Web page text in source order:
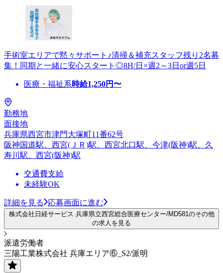
手術室エリアで黙々サポート♪清掃＆補充スタッフ残り2名募
集！同期と一緒に安心スタート◎8H/日×週2～3日or週5日
医療・福祉系時給1,250円〜
勤務地
面接地
兵庫県西宮市津門大塚町11番62号
阪神国道駅、西宮(ＪＲ)駅、西宮北口駅、今津(阪神)駅、久
寿川駅、西宮(阪神)駅
交通費支給
未経験OK
詳細を見る 応募画面に進む
株式会社日経サービス 兵庫県立西宮総合医療センター/MD581のその他
の求人を見る
派遣労働者
三陽工業株式会社 兵庫エリア⑥_S2/派明